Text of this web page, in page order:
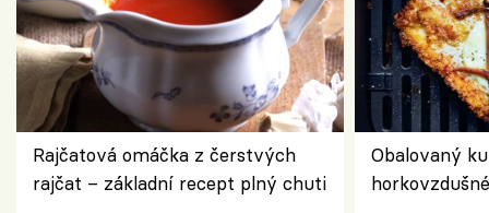
Rajčatová omáčka z čerstvých
rajčat – základní recept plný chuti
Obalovaný